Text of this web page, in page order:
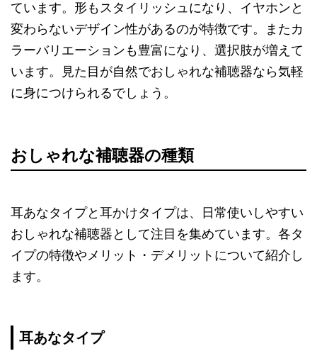
ています。形もスタイリッシュになり、イヤホンと
変わらないデザイン性があるのが特徴です。またカ
ラーバリエーションも豊富になり、選択肢が増えて
います。見た目が自然でおしゃれな補聴器なら気軽
に身につけられるでしょう。
おしゃれな補聴器の種類
耳あなタイプと耳かけタイプは、日常使いしやすい
おしゃれな補聴器として注目を集めています。各タ
イプの特徴やメリット・デメリットについて紹介し
ます。
耳あなタイプ